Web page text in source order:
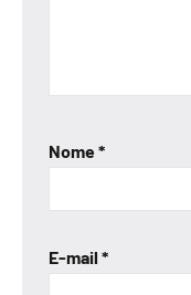
Nome*
E-mail *